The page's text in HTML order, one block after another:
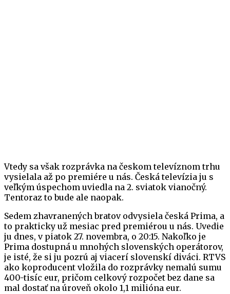
Vtedy sa však rozprávka na českom televíznom trhu
vysielala až po premiére u nás. Česká televízia ju s
veľkým úspechom uviedla na 2. sviatok vianočný.
Tentoraz to bude ale naopak.
Sedem zhavranených bratov odvysiela česká Prima, a
to prakticky už mesiac pred premiérou u nás. Uvedie
ju dnes, v piatok 27. novembra, o 20:15. Nakoľko je
Prima dostupná u mnohých slovenských operátorov,
je isté, že si ju pozrú aj viacerí slovenskí diváci. RTVS
ako koproducent vložila do rozprávky nemalú sumu
400-tisíc eur, pričom celkový rozpočet bez dane sa
mal dostať na úroveň okolo 1,1 milióna eur.